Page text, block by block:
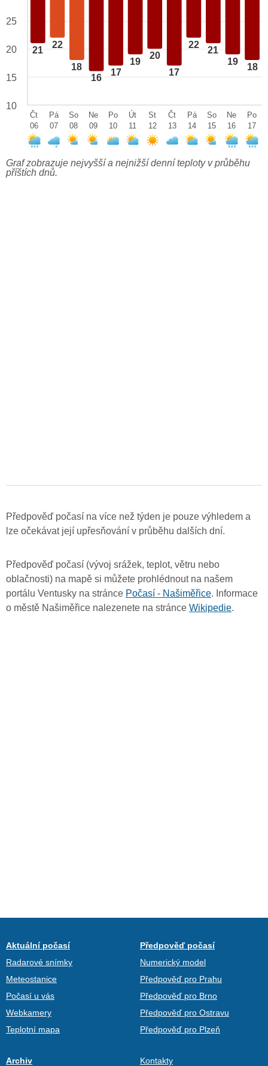
21
22
18
16
17
19
20
17
22
21
19
18
25
20
15
10
Čt
06
Pá
07
So
08
Ne
09
Po
10
Út
11
St
12
Čt
13
Pá
14
So
15
Ne
16
Po
17
Graf zobrazuje nejvyšší a nejnižší denní teploty v průběhu
příštích dnů.
Předpověď počasí na více než týden je pouze výhledem a
lze očekávat její upřesňování v průběhu dalších dní.
Předpověď počasí (vývoj srážek, teplot, větru nebo
oblačnosti) na mapě si můžete prohlédnout na našem
portálu Ventusky na stránce Počasí - Našiměřice. Informace
o městě Našiměřice nalezenete na stránce Wikipedie.
Aktuální počasí
Radarové snímky
Meteostanice
Počasí u vás
Webkamery
Teplotní mapa
Předpověď počasí
Numerický model
Předpověď pro Prahu
Předpověď pro Brno
Předpověď pro Ostravu
Předpověď pro Plzeň
Archiv Kontakty